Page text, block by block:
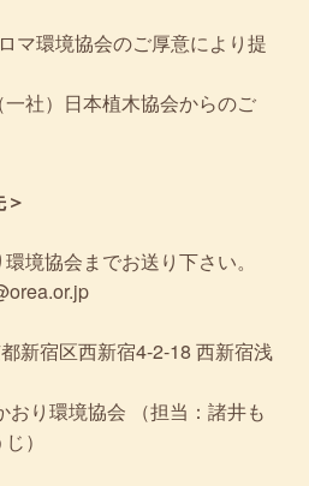
マ環境協会のご厚意により提
一社）日本植木協会からのご
境協会までお送り下さい。
新宿区西新宿4-2-18 西新宿浅
おり環境協会 （担当：諸井も
）